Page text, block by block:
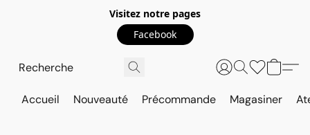
Visitez notre pages
Facebook
Accueil Nouveauté Précommande Magasiner